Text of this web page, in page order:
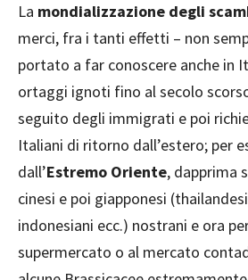
La mondializzazione degli
merci, fra i tanti effetti – non
portato a far conoscere anche in
ortaggi ignoti fino al secolo
seguito degli immigrati e poi
Italiani di ritorno dall’estero; per
dall’Estremo Oriente, dapprima
cinesi e poi giapponesi
indonesiani ecc.) nostrani e ora
supermercato o al mercato